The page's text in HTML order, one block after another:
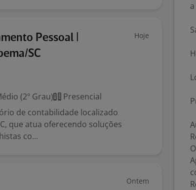
Pessoal |
SC
Hoje
(2º Grau)
Presencial
de contabilidade localizado
que atua oferecendo soluções
co...
Ontem